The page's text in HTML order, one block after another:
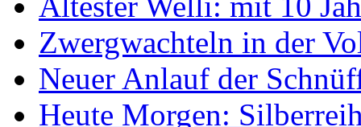
Zwergwachteln in der
Neuer Anlauf der
Heute Morgen: